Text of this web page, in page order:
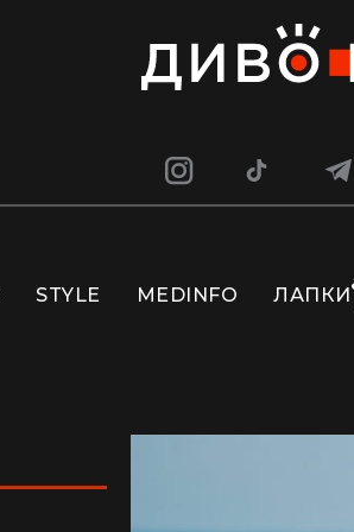
STYLE MEDINFO ЛАПКИ